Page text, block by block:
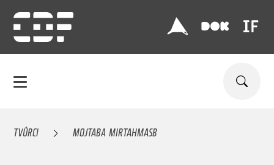
TVŮRCI MOJTABA MIRTAHMASB